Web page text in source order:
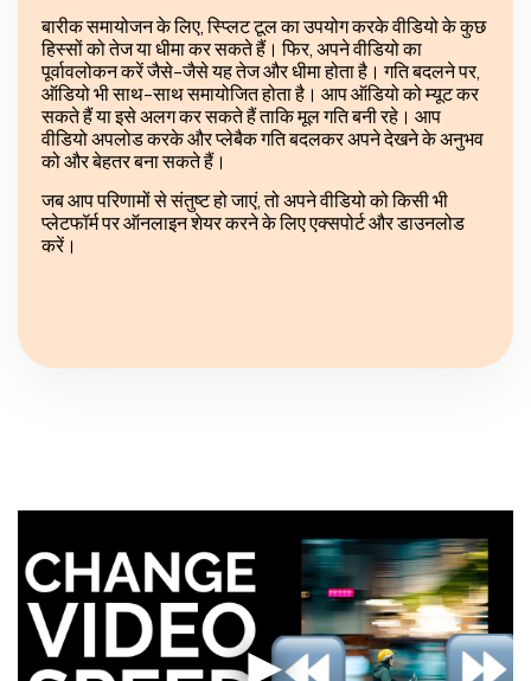
बारीक समायोजन के लिए, स्प्लिट टूल का उपयोग करके वीडियो के कुछ
हिस्सों को तेज या धीमा कर सकते हैं। फिर, अपने वीडियो का
पूर्वावलोकन करें जैसे-जैसे यह तेज और धीमा होता है। गति बदलने पर,
ऑडियो भी साथ-साथ समायोजित होता है। आप ऑडियो को म्यूट कर
सकते हैं या इसे अलग कर सकते हैं ताकि मूल गति बनी रहे। आप
वीडियो अपलोड करके और प्लेबैक गति बदलकर अपने देखने के अनुभव
को और बेहतर बना सकते हैं।
जब आप परिणामों से संतुष्ट हो जाएं, तो अपने वीडियो को किसी भी
प्लेटफॉर्म पर ऑनलाइन शेयर करने के लिए एक्सपोर्ट और डाउनलोड
करें।